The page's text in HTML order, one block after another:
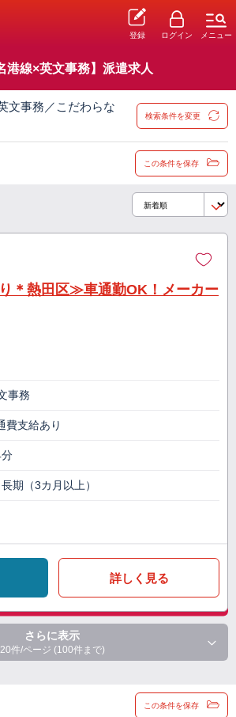
登録 ログイン メニュー
港線×英文事務】派遣求人
文事務／こだわらな
検索条件を変更
この条件を保存
＊熱田区≫車通勤OK！メーカー
事務
費支給あり
期（3カ月以上）
詳しく見る
さらに表示
20件/ページ (100件まで)
この条件を保存